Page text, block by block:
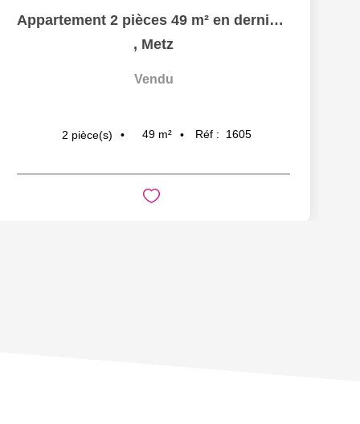
Appartement 2 pièces 49 m² en dernier étage terrasse et box...
, Metz
Vendu
2 pièce(s) 49 m² Réf : 1605